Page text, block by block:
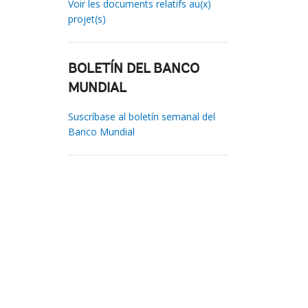
Voir les documents relatifs au(x)
projet(s)
BOLETÍN DEL BANCO
MUNDIAL
Suscríbase al boletín semanal del
Banco Mundial